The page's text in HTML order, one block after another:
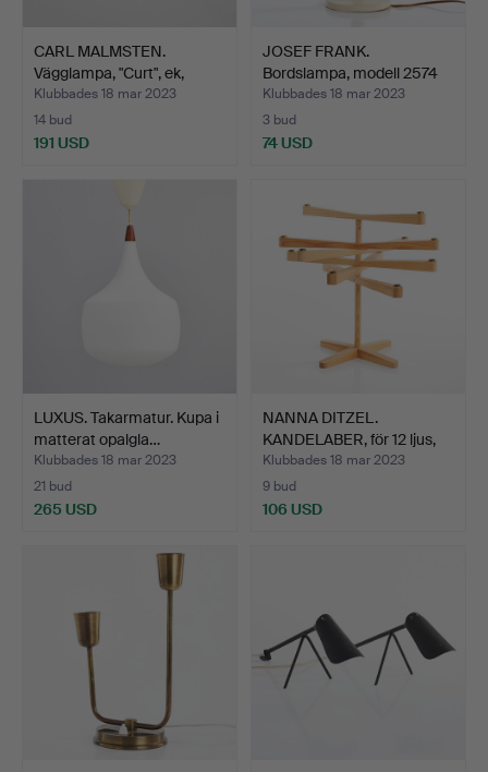
CARL MALMSTEN.
Vägglampa, "Curt", ek,
mode…
Klubbades 18 mar 2023
14 bud
191 USD
JOSEF FRANK.
Bordslampa, modell 2574
för F…
Klubbades 18 mar 2023
3 bud
74 USD
LUXUS. Takarmatur. Kupa i
matterat opalgla…
Klubbades 18 mar 2023
21 bud
265 USD
NANNA DITZEL.
KANDELABER, för 12 ljus,
Møb…
Klubbades 18 mar 2023
9 bud
106 USD